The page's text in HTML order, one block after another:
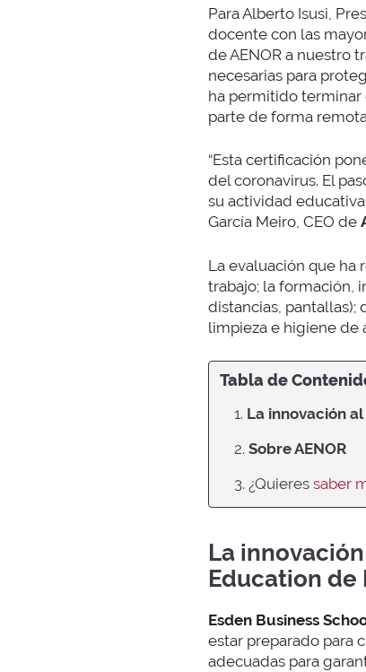
Para Alberto Isusi,
docente con las
de AENOR a nuestro
necesarias para
ha permitido terminar
parte de forma
“Esta certificación
del coronavirus. El
su actividad
García Meiro, CEO de
La evaluación que ha
trabajo; la formación,
distancias, pantallas);
limpieza e higiene de
Tabla de
1. La innovación
2. Sobre AENOR
3. ¿Quieres saber
La
Education de
Esden Business
estar preparado para
adecuadas para